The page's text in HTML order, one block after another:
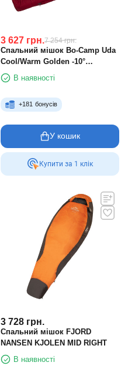
3 627 грн.7 254 грн.
Спальний мішок Bo-Camp Uda
Cool/Warm Golden -10°
Red/Grey
В наявності
+181 бонусів
У кошик
Купити за 1 клiк
3 728 грн.
Спальний мішок FJORD
NANSEN KJOLEN MID RIGHT
В наявності